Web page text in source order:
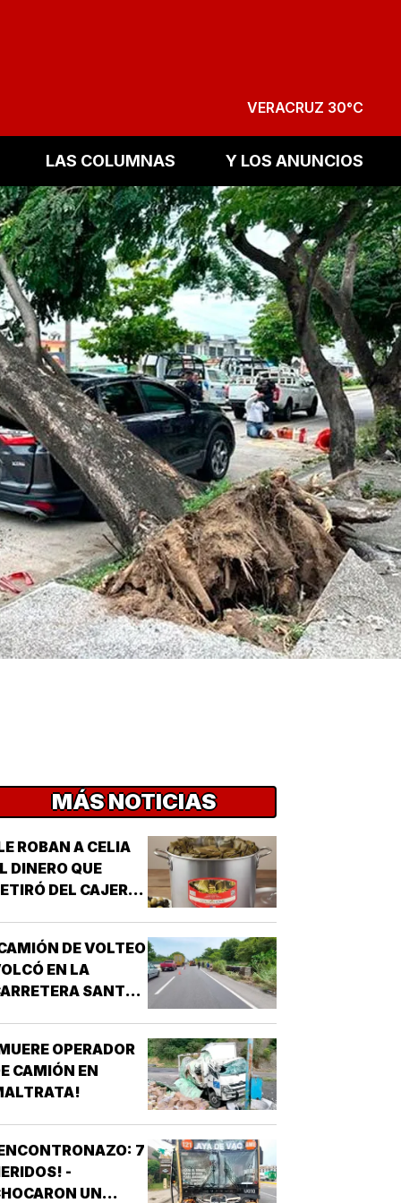
VERACRUZ 30°C
LAS COLUMNAS Y LOS ANUNCIOS
MÁS NOTICIAS
ROBAN A CELIA
DINERO QUE
DEL CAJERO
DE VOLTEO
EN LA
SANTA
OPERADOR
CAMIÓN EN
7
-
UN